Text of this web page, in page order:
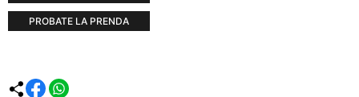
PROBATE LA PRENDA